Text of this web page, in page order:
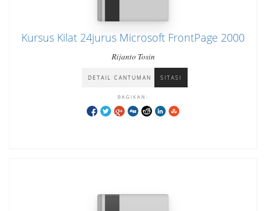
Kursus Kilat 24jurus Microsoft FrontPage 2000
Rijanto Tosin
DETAIL CANTUMAN SITASI
BAGIKAN: